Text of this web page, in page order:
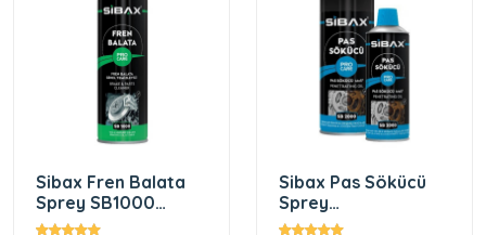
Sibax Fren Balata
Sprey SB1000
(500mL)
Sibax Pas Sökücü
Sprey
SB2000(400mL)